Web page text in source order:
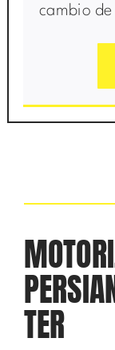
cambio
TER